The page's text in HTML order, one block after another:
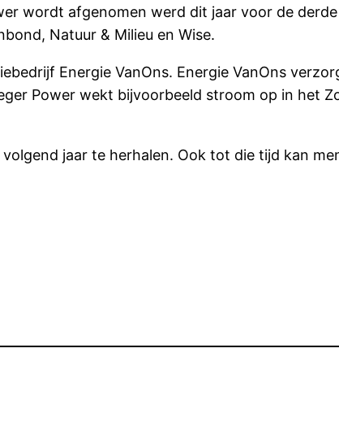
wordt afgenomen werd dit jaar voor de
Natuur & Milieu en Wise.
Energie VanOns. Energie VanOns
Power wekt bijvoorbeeld stroom op in het
jaar te herhalen. Ook tot die tijd kan